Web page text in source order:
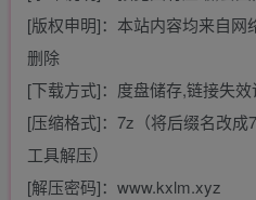
[版权申明]：本站内容均来自网
删除
[下载方式]：度盘储存,链接失
[压缩格式]：7z（将后缀名改
工具解压）
[解压密码]：www.kxlm.xyz